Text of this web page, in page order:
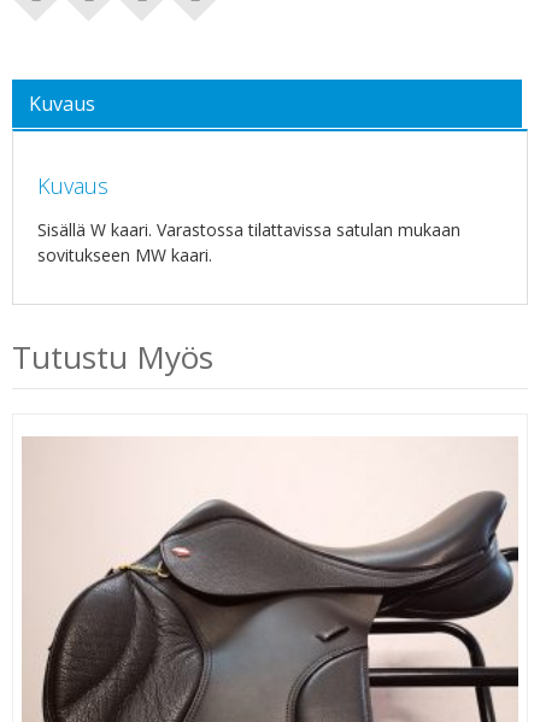
Kuvaus
Kuvaus
Sisällä W kaari. Varastossa tilattavissa satulan mukaan
sovitukseen MW kaari.
Tutustu Myös